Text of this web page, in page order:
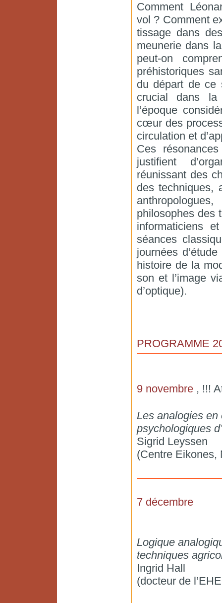
Comment
vol ? Comment
tissage dans
meunerie dans
peut-on
préhistoriques
du départ de ce
crucial dans la
l’époque
cœur des
circulation et
Ces
justifient
réunissant des
des techniques,
philosophes des
informaticiens
séances
journées
histoire de la
son et l’image
d’optique).
PROGRAMME
9 novembre , !!!
Les analogies en
psychologiques
Sigrid Leyssen
(Centre Eikones,
7 décembre
Logique
techniques
Ingrid Hall
(docteur de